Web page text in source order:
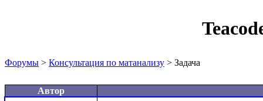
Форумы > Консультация по матанализу > Задача
Автор